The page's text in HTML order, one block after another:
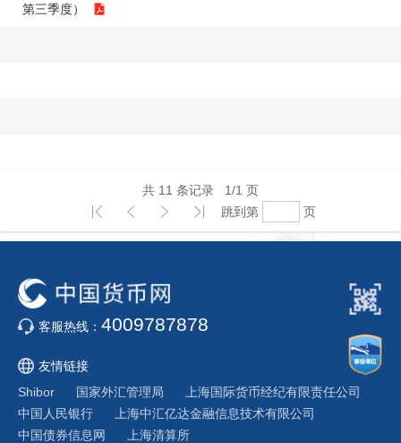
第三季度）
共 11 条记录 1/1 页
跳到第
页
客服热线： 4009787878
友情链接
Shibor
国家外汇管理局
上海国际货币经纪有限责任公司
中国人民银行
上海中汇亿达金融信息技术有限公司
中国债券信息网
上海清算所